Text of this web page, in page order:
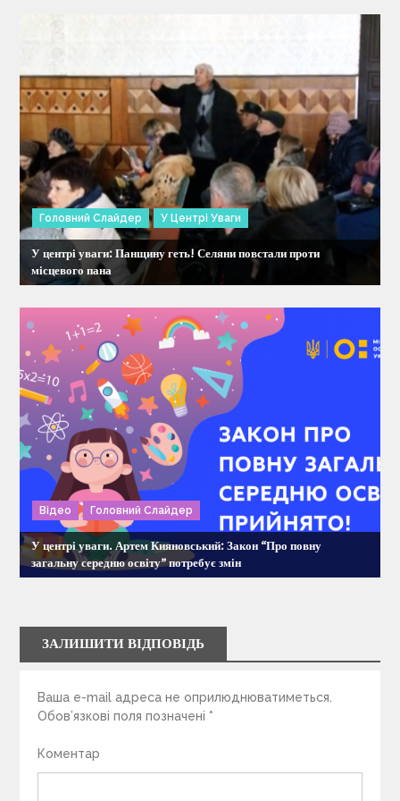
и
с
і
в
Головний Слайдер У Центрі Уваги
У центрі уваги: Панщину геть! Селяни повстали проти
місцевого пана
Відео Головний Слайдер
У центрі уваги. Артем Кияновський: Закон “Про повну
загальну середню освіту” потребує змін
ЗАЛИШИТИ ВІДПОВІДЬ
Ваша e-mail адреса не оприлюднюватиметься.
Обов’язкові поля позначені *
Коментар